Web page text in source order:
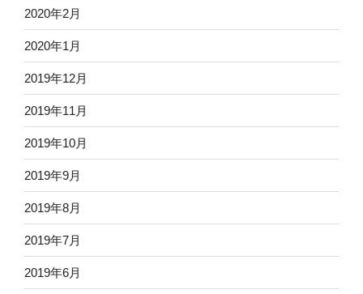
2020年2月
2020年1月
2019年12月
2019年11月
2019年10月
2019年9月
2019年8月
2019年7月
2019年6月